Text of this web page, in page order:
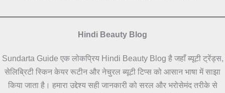
Hindi Beauty Blog
Sundarta Guide एक लोकप्रिय Hindi Beauty Blog है जहाँ ब्यूटी ट्रेंड्स,
सेलिब्रिटी स्किन केयर रूटीन और नेचुरल ब्यूटी टिप्स को आसान भाषा में साझा
किया जाता है। हमारा उद्देश्य सही जानकारी को सरल और भरोसेमंद तरीके से